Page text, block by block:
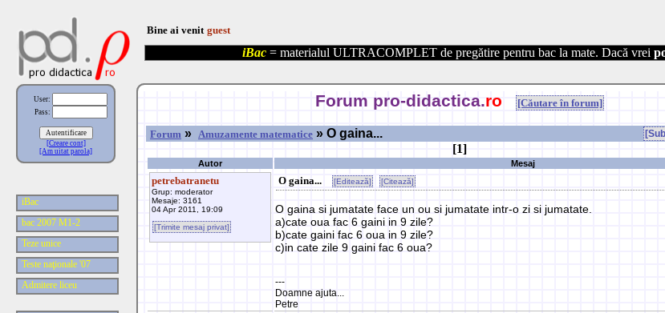
Bine ai venit guest
User:
Pass:
[Creare cont]
[Am uitat parola]
iBac
bac 2007 M1-2
Teze unice
Teste naţionale '07
Admitere liceu
iBac= materialul ULTRACOMPLET de pregătire pentru bac la mate. Dacă vrei
Forum pro-didactica.ro [Căutare în forum]
Forum » Amuzamente matematice » O gaina...
[1]
Autor Mesaj
petrebatranetu
Grup: moderator
Mesaje: 3161
04 Apr 2011, 19:09
[Trimite mesaj privat]
O gaina... [Editează] [Citează]
O gaina si jumatate face un ou si jumatate intr-o zi si jumatate.
a)cate oua fac 6 gaini in 9 zile?
b)cate gaini fac 6 oua in 9 zile?
c)in cate zile 9 gaini fac 6 oua?
---
Doamne ajuta...
Petre